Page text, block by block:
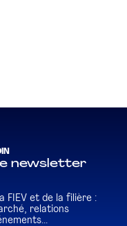
newsletter
FIEV et de la filière :
relations